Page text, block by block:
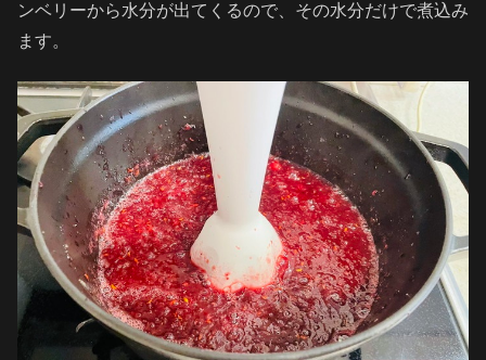
ンベリーから水分が出てくるので、その水分だけで煮込み
ます。